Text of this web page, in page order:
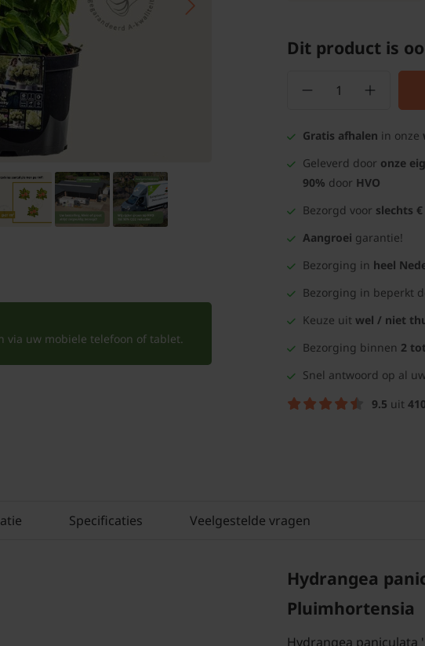
via uw mobiele telefoon of tablet.
Dit product is
Gratis afhalen in onze
Geleverd door onze
90% door HVO
Bezorgd voor slechts €
Aangroei garantie!
Bezorging in heel
Bezorging in beperkt
Keuze uit wel / niet
Bezorging binnen 2
Snel antwoord op al
9.5 uit
Specificaties Veelgestelde vragen
Hydrangea
Pluimhortensia
Hydrangea paniculata